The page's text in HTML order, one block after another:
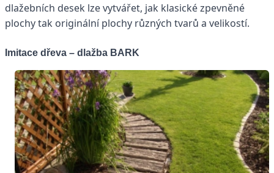
dlažebních desek lze vytvářet, jak klasické zpevněné
plochy tak originální plochy různých tvarů a velikostí.
Imitace dřeva – dlažba BARK